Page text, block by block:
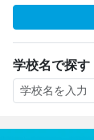
学校名で探す